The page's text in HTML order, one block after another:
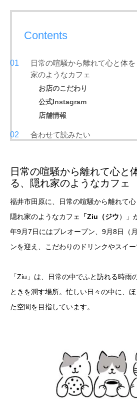
Contents
日常の喧騒から離れて心と体
家のようなカフェ
お店のこだわり
公式Instagram
店舗情報
合わせて読みたい
日常の喧騒から離れて心と
る、隠れ家のようなカフェ
福井市田原に、日常の喧騒から離れて心
隠れ家のようなカフェ
「Ziu（ジウ）」
年9月7日にはプレオープン、9月8日（
ンを迎え、こだわりのドリンクやスイー
「Ziu」は、日常の中でふと訪れる時雨
ときを潤す場所。忙しい日々の中に、
た空間を目指しています。